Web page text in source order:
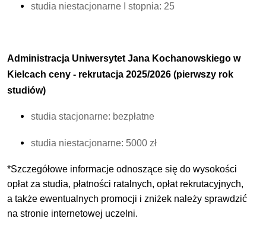
studia niestacjonarne I stopnia: 25
Administracja Uniwersytet Jana Kochanowskiego w
Kielcach ceny - rekrutacja 2025/2026 (pierwszy rok
studiów)
studia stacjonarne: bezpłatne
studia niestacjonarne: 5000 zł
*Szczegółowe informacje odnoszące się do wysokości
opłat za studia, płatności ratalnych, opłat rekrutacyjnych,
a także ewentualnych promocji i zniżek należy sprawdzić
na stronie internetowej uczelni.